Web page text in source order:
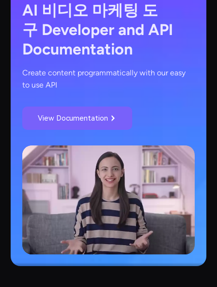
AI 비디오 마케팅 도
구 Developer and API
Documentation
Create content programmatically with our easy
to use API
View Documentation